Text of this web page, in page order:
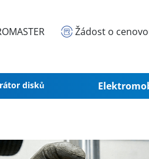
Žádost o
disků